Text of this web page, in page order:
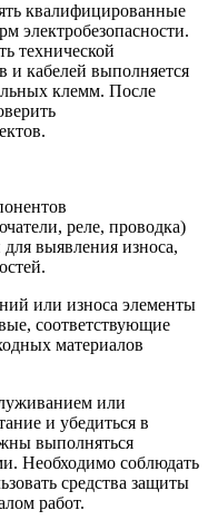
квалифицированные
электробезопасности.
технической
и кабелей выполняется
клемм. После
реле, проводка)
выявления износа,
или износа элементы
соответствующие
материалов
или
и убедиться в
выполняться
Необходимо соблюдать
средства защиты
работ.